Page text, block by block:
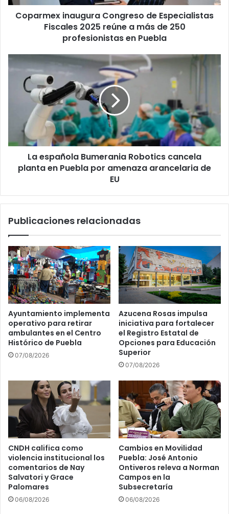
a
más
en
Puebla
Coparmex inaugura Congreso de Especialistas
Fiscales 2025 reúne a más de 250
profesionistas en Puebla
La
española
Bumerania
Robotics
Puebla
por
amenaza
arancelaria
La española Bumerania Robotics cancela
planta en Puebla por amenaza arancelaria de
EU
Publicaciones relacionadas
Ayuntamiento implementa
operativo para retirar
ambulantes en el Centro
Histórico de Puebla
07/08/2026
Azucena Rosas impulsa
iniciativa para fortalecer
el Registro Estatal de
Opciones para Educación
Superior
07/08/2026
CNDH califica como
violencia institucional los
comentarios de Nay
Salvatori y Grace
Palomares
06/08/2026
Cambios en Movilidad
Puebla: José Antonio
Ontiveros releva a Norman
Campos en la
Subsecretaría
06/08/2026